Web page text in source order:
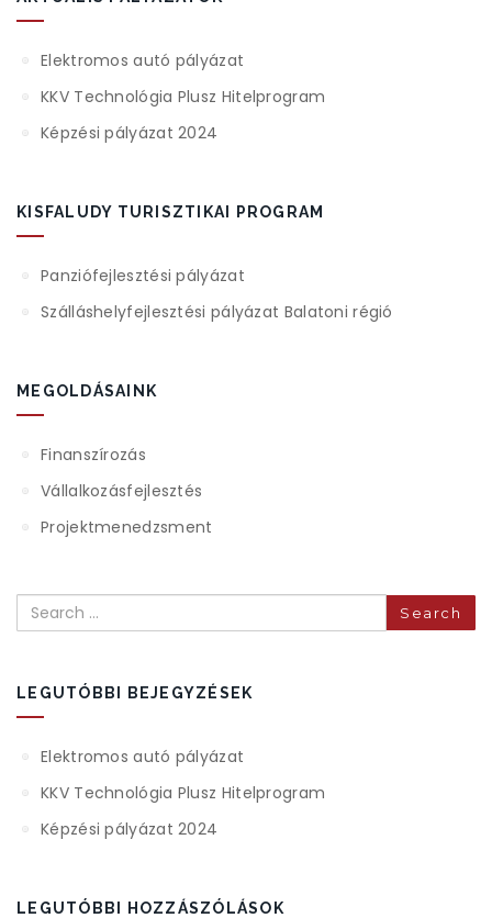
Elektromos autó pályázat
KKV Technológia Plusz Hitelprogram
Képzési pályázat 2024
KISFALUDY TURISZTIKAI PROGRAM
Panziófejlesztési pályázat
Szálláshelyfejlesztési pályázat Balatoni régió
MEGOLDÁSAINK
Finanszírozás
Vállalkozásfejlesztés
Projektmenedzsment
Search
LEGUTÓBBI BEJEGYZÉSEK
Elektromos autó pályázat
KKV Technológia Plusz Hitelprogram
Képzési pályázat 2024
LEGUTÓBBI HOZZÁSZÓLÁSOK